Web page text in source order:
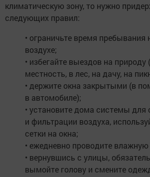
климатическую зону, то нужно
следующих правил:
• ограничьте время пребывания
воздухе;
• избегайте выездов на природу
местность, в лес, на дачу, на
• держите окна закрытыми (в
в автомобиле);
• установите дома системы для
и фильтрации воздуха,
сетки на окна;
• ежедневно проводите влажную
• вернувшись с улицы,
вымойте голову и смените